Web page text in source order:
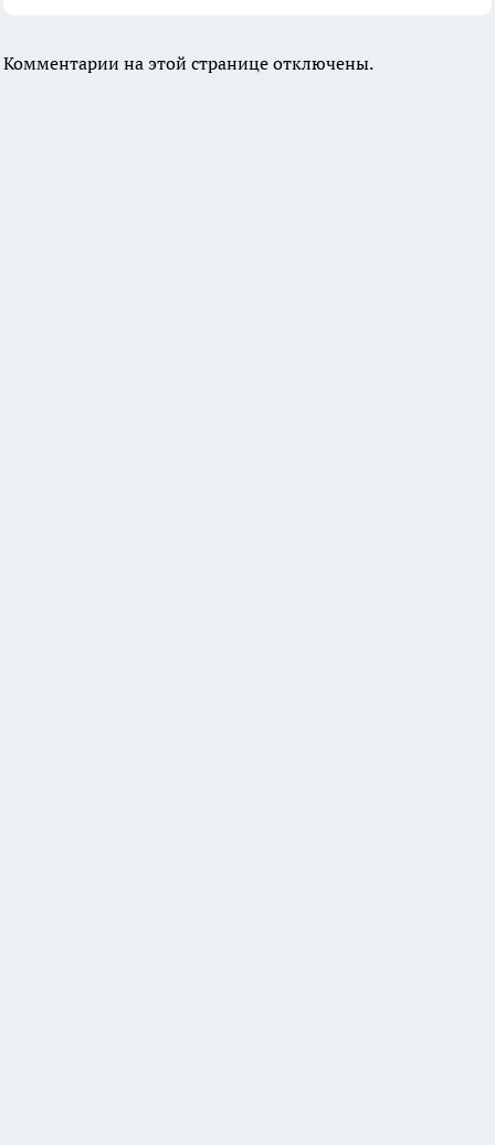
Комментарии на этой странице отключены.